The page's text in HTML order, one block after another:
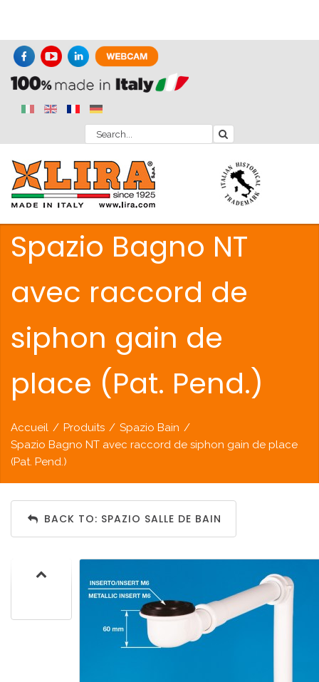
Spazio Bagno NT
avec raccord de
siphon gain de
place (Pat. Pend.)
Accueil / Produits / Spazio Bain /
Spazio Bagno NT avec raccord de siphon gain de place
(Pat. Pend.)
BACK TO: SPAZIO SALLE DE BAIN